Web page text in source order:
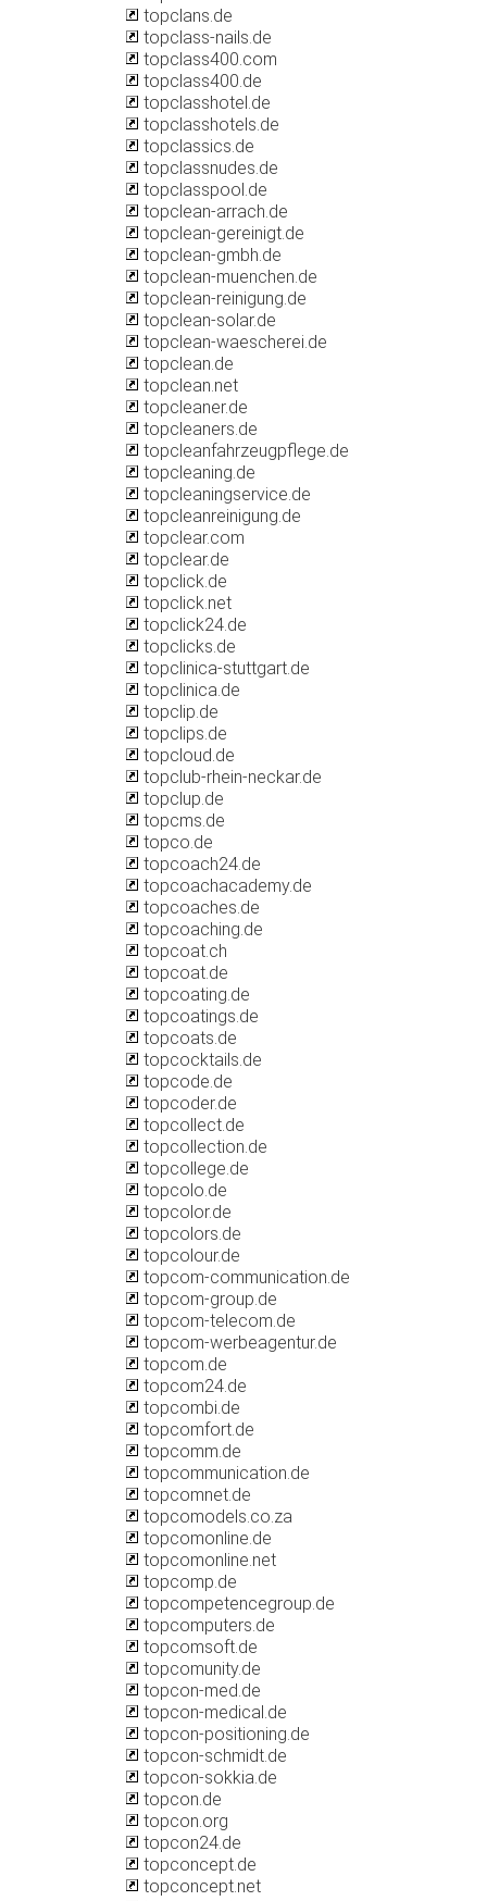
topclans.de
topclass-nails.de
topclass400.com
topclass400.de
topclasshotel.de
topclasshotels.de
topclassics.de
topclassnudes.de
topclasspool.de
topclean-arrach.de
topclean-gereinigt.de
topclean-gmbh.de
topclean-muenchen.de
topclean-reinigung.de
topclean-solar.de
topclean-waescherei.de
topclean.de
topclean.net
topcleaner.de
topcleaners.de
topcleanfahrzeugpflege.de
topcleaning.de
topcleaningservice.de
topcleanreinigung.de
topclear.com
topclear.de
topclick.de
topclick.net
topclick24.de
topclicks.de
topclinica-stuttgart.de
topclinica.de
topclip.de
topclips.de
topcloud.de
topclub-rhein-neckar.de
topclup.de
topcms.de
topco.de
topcoach24.de
topcoachacademy.de
topcoaches.de
topcoaching.de
topcoat.ch
topcoat.de
topcoating.de
topcoatings.de
topcoats.de
topcocktails.de
topcode.de
topcoder.de
topcollect.de
topcollection.de
topcollege.de
topcolo.de
topcolor.de
topcolors.de
topcolour.de
topcom-communication.de
topcom-group.de
topcom-telecom.de
topcom-werbeagentur.de
topcom.de
topcom24.de
topcombi.de
topcomfort.de
topcomm.de
topcommunication.de
topcomnet.de
topcomodels.co.za
topcomonline.de
topcomonline.net
topcomp.de
topcompetencegroup.de
topcomputers.de
topcomsoft.de
topcomunity.de
topcon-med.de
topcon-medical.de
topcon-positioning.de
topcon-schmidt.de
topcon-sokkia.de
topcon.de
topcon.org
topcon24.de
topconcept.de
topconcept.net